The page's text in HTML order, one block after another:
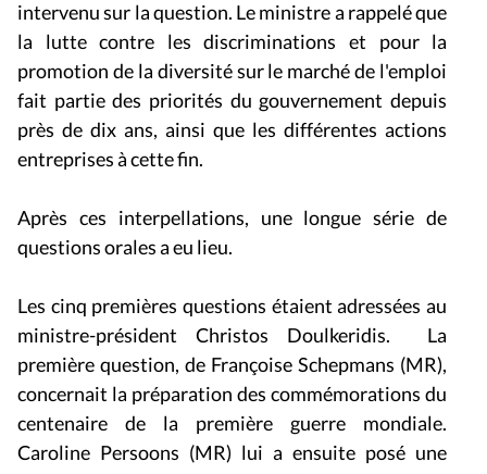
la lutte contre les discriminations et pour la
promotion de la diversité sur le marché de l'emploi
fait partie des priorités du gouvernement depuis
près de dix ans, ainsi que les différentes actions
entreprises à cette fin.
questions orales a eu lieu.
ministre-président Christos Doulkeridis. La
première question, de Françoise Schepmans (MR),
concernait la préparation des commémorations du
centenaire de la première guerre mondiale.
Caroline Persoons (MR) lui a ensuite posé une
question relative à la création d'une commission